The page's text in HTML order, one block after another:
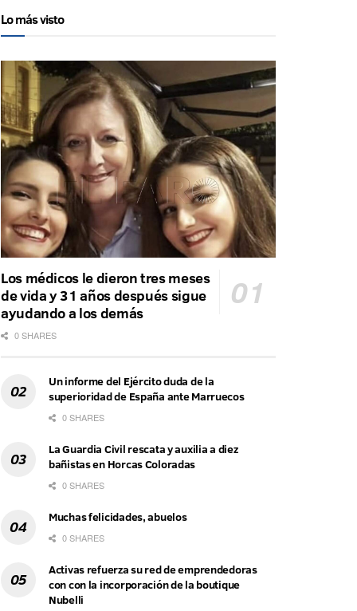
Lo más visto
Los médicos le dieron tres meses
de vida y 31 años después sigue
ayudando a los demás
0 SHARES
Un informe del Ejército duda de la
superioridad de España ante Marruecos
0 SHARES
La Guardia Civil rescata y auxilia a diez
bañistas en Horcas Coloradas
0 SHARES
Muchas felicidades, abuelos
0 SHARES
Activas refuerza su red de emprendedoras
con con la incorporación de la boutique
Nubelli